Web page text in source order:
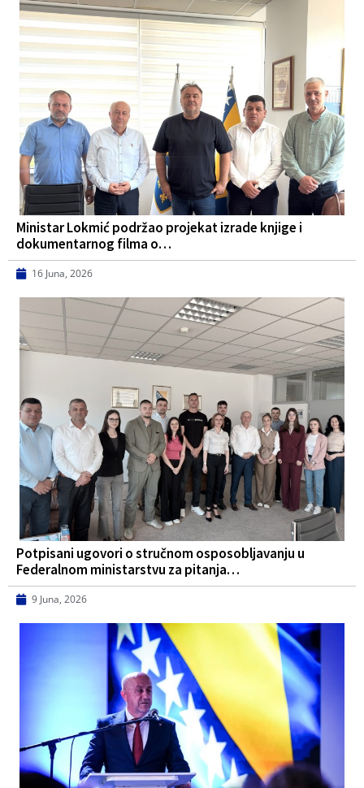
Ministar Lokmić podržao projekat izrade knjige i
dokumentarnog filma o…
16 Juna, 2026
Potpisani ugovori o stručnom osposobljavanju u
Federalnom ministarstvu za pitanja…
9 Juna, 2026